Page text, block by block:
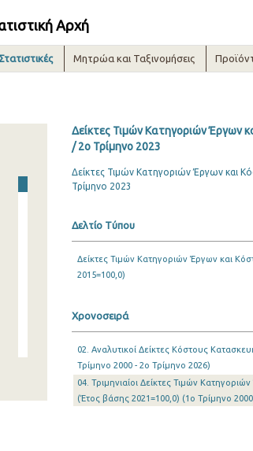
Αρχή
Στατιστικές Μητρώα και Ταξινομήσεις
Δείκτες Τιμών Κατηγοριών Έργων
/ 2o Τρίμηνο 2023
Δείκτες Τιμών Κατηγοριών Έργων και
Τρίμηνο 2023
Δελτίο Τύπου
Δείκτες Τιμών Κατηγοριών Έργων και
2015=100,0)
Χρονοσειρά
02. Αναλυτικοί Δείκτες Κόστους
Τρίμηνο 2000 - 2o Τρίμηνο 2026)
04. Τριμηνιαίοι Δείκτες Τιμών
(Έτος βάσης 2021=100,0) (1o Τρίμηνο